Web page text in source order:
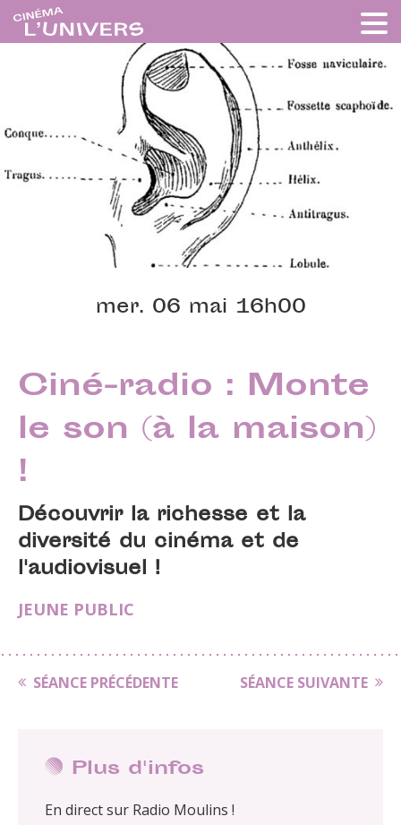
mer. 06 mai 16h00
Ciné-radio : Monte
le son (à la maison)
!
Découvrir la richesse et la
diversité du cinéma et de
l'audiovisuel !
JEUNE PUBLIC
SÉANCE PRÉCÉDENTE SÉANCE SUIVANTE
Plus d'infos
En direct sur Radio Moulins !